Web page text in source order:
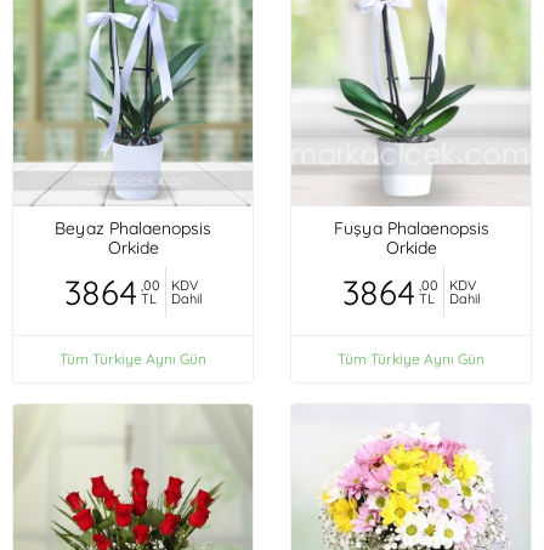
Beyaz Phalaenopsis
Orkide
3864 ,00
TL
KDV
Dahil
Tüm Türkiye Aynı Gün
Fuşya Phalaenopsis
Orkide
3864 ,00
TL
KDV
Dahil
Tüm Türkiye Aynı Gün